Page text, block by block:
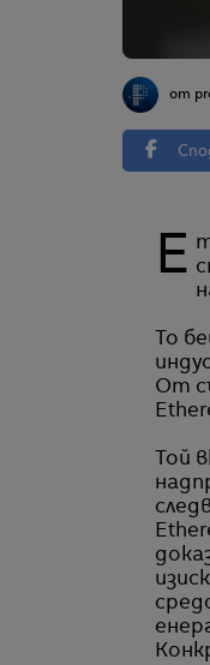
от
Етерът, който е втората най-популярна криптовалута в света по пазарна
То
От
Той